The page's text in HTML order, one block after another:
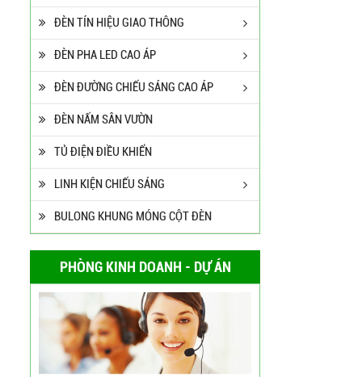
ĐÈN TÍN HIỆU GIAO THÔNG
ĐÈN PHA LED CAO ÁP
ĐÈN ĐƯỜNG CHIẾU SÁNG CAO ÁP
ĐÈN NẤM SÂN VƯỜN
TỦ ĐIỆN ĐIỀU KHIỂN
LINH KIỆN CHIẾU SÁNG
BULONG KHUNG MÓNG CỘT ĐÈN
PHÒNG KINH DOANH - DỰ ÁN